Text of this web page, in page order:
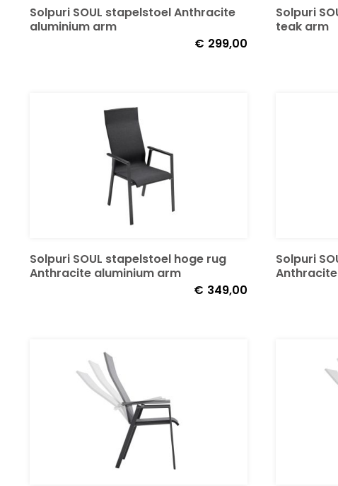
Solpuri SOUL stapelstoel Anthracite
aluminium arm
€ 299,00
Solpuri
teak arm
Solpuri SOUL stapelstoel hoge rug
Anthracite aluminium arm
€ 349,00
Solpuri